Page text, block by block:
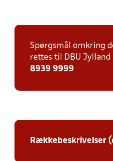
Spørgsmål omkring
rettes til DBU Jylland
8939 9999
Rækkebeskrivelser